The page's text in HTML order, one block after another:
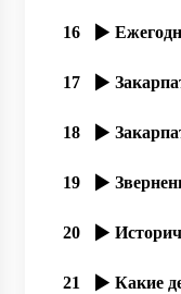
16
17
18
19
20
21